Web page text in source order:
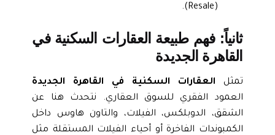
ثانياً: فهم طبيعة العقارات السكنية في
القاهرة الجديدة
تمثلالعقارات السكنية في القاهرة الجديدة
العمود الفقري للسوق العقاري. نتحدث هنا عن
الشقق، الدوبلكس، الفيلات، والتاون هاوس داخل
الكمبوندات الفاخرة أو أحياء الفيلات المستقلة مثل